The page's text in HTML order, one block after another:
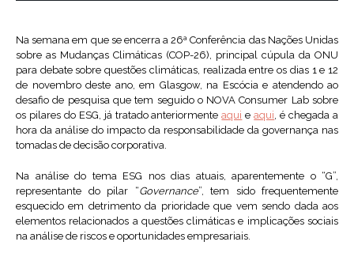
Na semana em que se encerra a 26ª Conferência das Nações Unidas
sobre as Mudanças Climáticas (COP-26), principal cúpula da ONU
para debate sobre questões climáticas, realizada entre os dias 1 e 12
de novembro deste ano, em Glasgow, na Escócia e atendendo ao
desafio de pesquisa que tem seguido o NOVA Consumer Lab sobre
os pilares do ESG, já tratado anteriormenteaqui eaqui, é chegada a
hora da análise do impacto da responsabilidade da governança nas
tomadas de decisão corporativa.
Na análise do tema ESG nos dias atuais, aparentemente o “G”,
representante do pilar “Governance”, tem sido frequentemente
esquecido em detrimento da prioridade que vem sendo dada aos
elementos relacionados a questões climáticas e implicações sociais
na análise de riscos e oportunidades empresariais.